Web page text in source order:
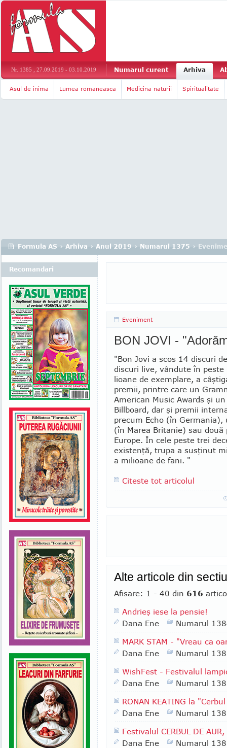
Nr. 1385 , 27.09.2019 - 03.10.2019 Numarul curent Arhiva
Asul de inima Lumea romaneasca Medicina naturii Spiritualitate
Formula AS › Arhiva › Anul 2019 › Numarul 1375 ›
Eveniment
BON JOVI -
"Bon Jovi a scos 14 discuri
discuri live, vândute în
lioane de exemplare, a
premii, printre care un
American Music Awards şi
Billboard, dar şi premii
precum Echo (în Germania),
(în Marea Britanie) sau două
Europe. În cele peste trei
existenţă, trupa a susţinut
a milioane de fani. "
Citeste tot articolul
Alte articole din
Afisare: 1 - 40 din 616
Andrieş iese la pensie!
Dana Ene
Numarul
MARK STAM - "Vreau ca
Dana Ene
Numarul
WishFest - Festivalul
Dana Ene
Numarul
RONAN KEATING la
Dana Ene
Numarul
Festivalul CERBUL DE
Dana Ene
Numarul
Recomandari